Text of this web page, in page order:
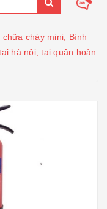
chữa cháy mini, Bình
hà nội, tại quận hoàn